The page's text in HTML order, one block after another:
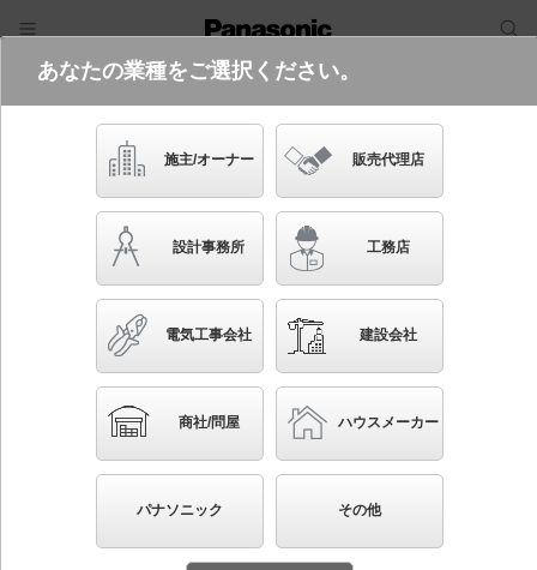
電気・建築設備（ビジネス）
フリーワード
品番・キーワード
かんたん照度計算
LGB85000K LE1
天井直付型・壁直付型 LED（昼白色） ブラケット
美ルック・拡散タイプ・両面化粧タイプ 直管形蛍光灯
FL20形1灯器具相当
あなたの業種をご選択ください。
施主/オーナー 販売代理店
設計事務所 工務店
電気工事会社 建設会社
商社/問屋 ハウスメーカー
パナソニック その他